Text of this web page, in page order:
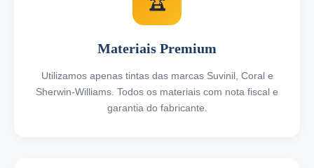
Materiais Premium
Utilizamos apenas tintas das marcas Suvinil, Coral e
Sherwin-Williams. Todos os materiais com nota fiscal e
garantia do fabricante.